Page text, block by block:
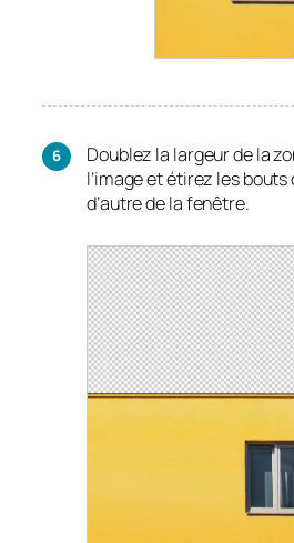
Doublez la largeur de la
l’image et étirez les
d’autre de la fenêtre.